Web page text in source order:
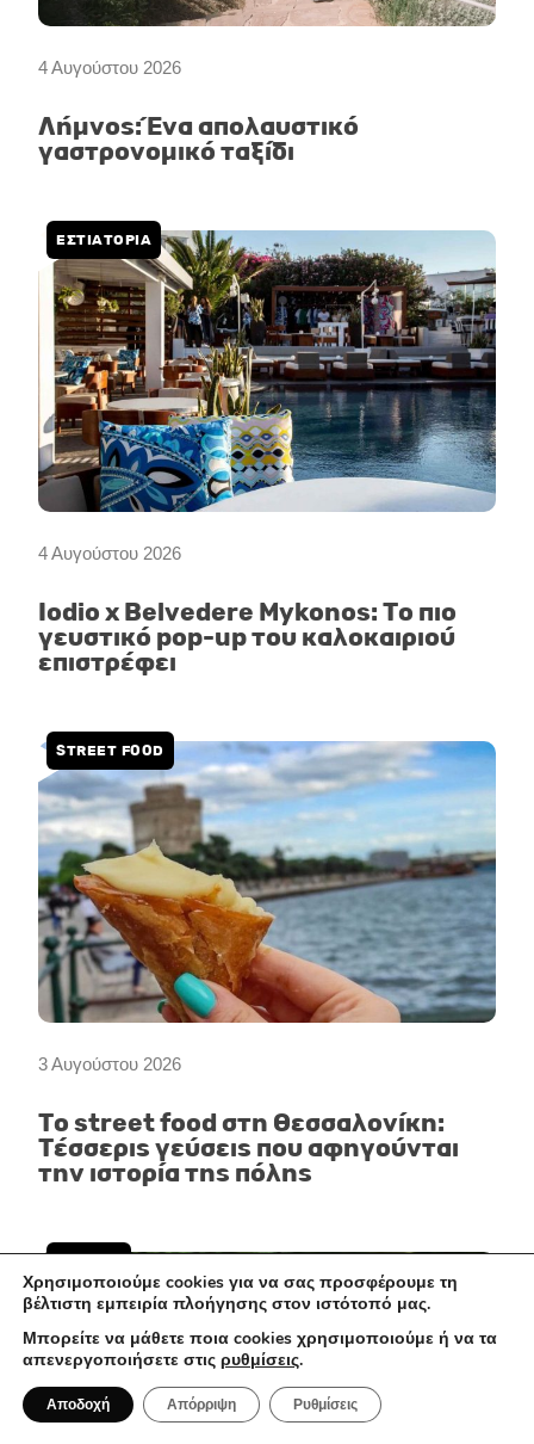
4 Αυγούστου 2026
Λήμνος: Ένα απολαυστικό
γαστρονομικό ταξίδι
4 Αυγούστου 2026
ΕΣΤΙΑΤΟΡΙΑ
Iodio x Belvedere Mykonos: Το πιο
γευστικό pop-up του καλοκαιριού
επιστρέφει
3 Αυγούστου 2026
STREET FOOD
Το street food στη Θεσσαλονίκη:
Τέσσερις γεύσεις που αφηγούνται
την ιστορία της πόλης
ALL DAY
Χρησιμοποιούμε cookies για να σας προσφέρουμε τη
βέλτιστη εμπειρία πλοήγησης στον ιστότοπό μας.
Μπορείτε να μάθετε ποια cookies χρησιμοποιούμε ή να τα
απενεργοποιήσετε στις ρυθμίσεις.
Αποδοχή Απόρριψη Ρυθμίσεις